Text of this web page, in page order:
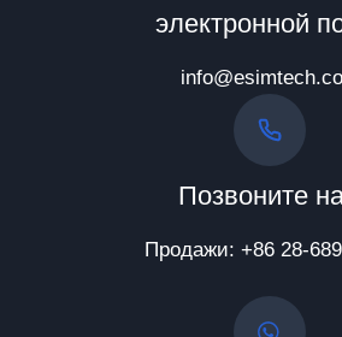
электронной
Позвоните
Продажи: +86 28-